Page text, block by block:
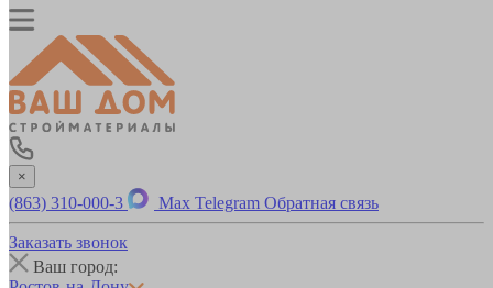
×
(863) 310-000-3 Max Telegram Обратная связь
Заказать звонок
Ваш город: